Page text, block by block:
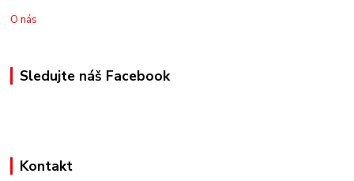
O nás
Sledujte náš Facebook
Kontakt